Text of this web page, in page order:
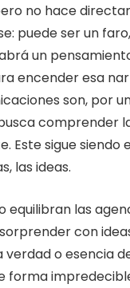
no hace
puede ser un
un
encender esa
son, por
comprender
Este sigue siendo
las ideas.
equilibran las
con
o esencia
forma